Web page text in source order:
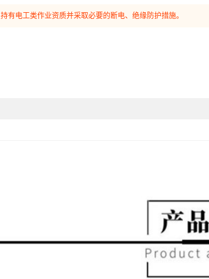
电工类作业资质并采取必要的断电、绝缘防护措施。